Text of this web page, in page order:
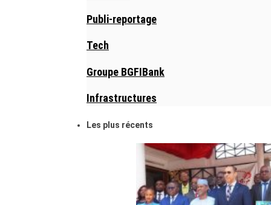
Publi-reportage
Tech
Groupe BGFIBank
Infrastructures
Les plus récents